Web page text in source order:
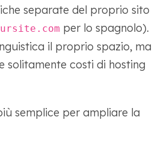
separate del proprio sito
per lo spagnolo).
il proprio spazio, ma
solitamente costi di hosting
semplice per ampliare la